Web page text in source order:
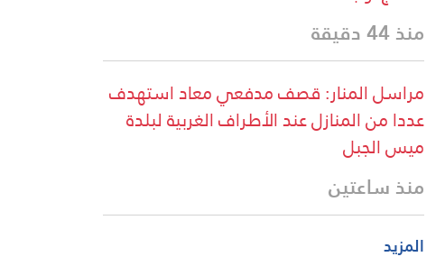
منذ 44 دقيقة
مراسل المنار: قصف مدفعي معاد استهدف
عددا من المنازل عند الأطراف الغربية لبلدة
ميس الجبل
منذ ساعتين
المزيد